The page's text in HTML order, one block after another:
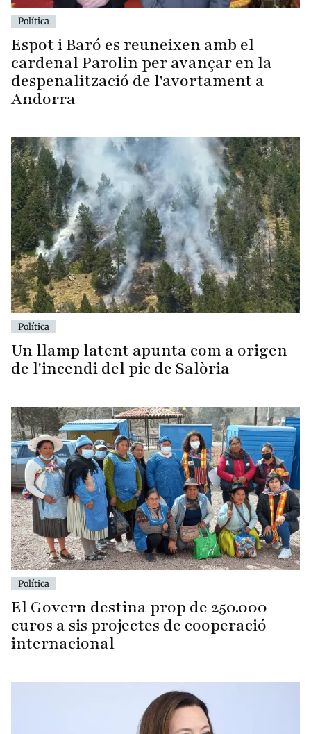
Política
Espot i Baró es reuneixen amb el
cardenal Parolin per avançar en la
despenalització de l'avortament a
Andorra
Política
Un llamp latent apunta com a origen
de l'incendi del pic de Salòria
Política
El Govern destina prop de 250.000
euros a sis projectes de cooperació
internacional